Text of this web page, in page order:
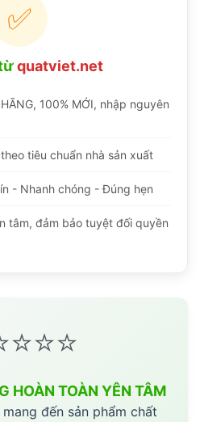
✅
quatviet.net
100% MỚI, nhập nguyên
tiêu chuẩn nhà sản xuất
- Nhanh chóng - Đúng hẹn
tâm, đảm bảo tuyệt đối quyền
HOÀN TOÀN YÊN TÂM
đến sản phẩm chất